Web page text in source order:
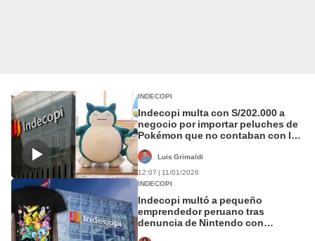
INDECOPI
Indecopi multa con S/202.000 a
negocio por importar peluches de
Pokémon que no contaban con la
Luis Grimaldi
12:07 | 11/01/2026
INDECOPI
Indecopi multó a pequeño
emprendedor peruano tras
denuncia de Nintendo con